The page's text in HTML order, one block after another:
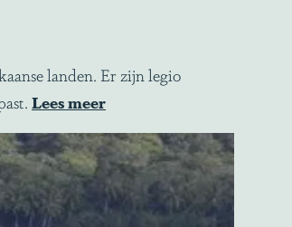
landen. Er zijn legio
Lees meer